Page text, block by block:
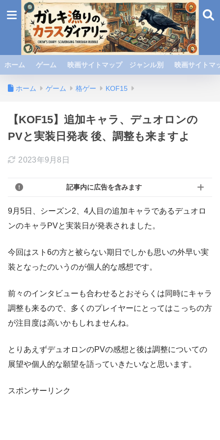
ホーム ゲーム 映画サイトマップ ジャンル別 映画サイト
ホーム ゲーム 格ゲー KOF15
【KOF15】追加キャラ、デュオロンの
PVと実装日発表 後、調整も来ますよ
2023年9月8日
記事内に広告を含みます
9月5日、シーズン2、4人目の追加キャラであるデュオロ
ンのキャラPVと実装日が発表されました。
今回はスト6の方と被らない期日でしかも思いの外早い実
装となったのいうのが個人的な感想です。
前々のインタビューも合わせるとおそらくは同時にキャラ
調整も来るので、多くのプレイヤーにとってはこっちの方
が注目度は高いかもしれませんね。
とりあえずデュオロンのPVの感想と後は調整についての
展望や個人的な願望を語っていきたいなと思います。
スポンサーリンク